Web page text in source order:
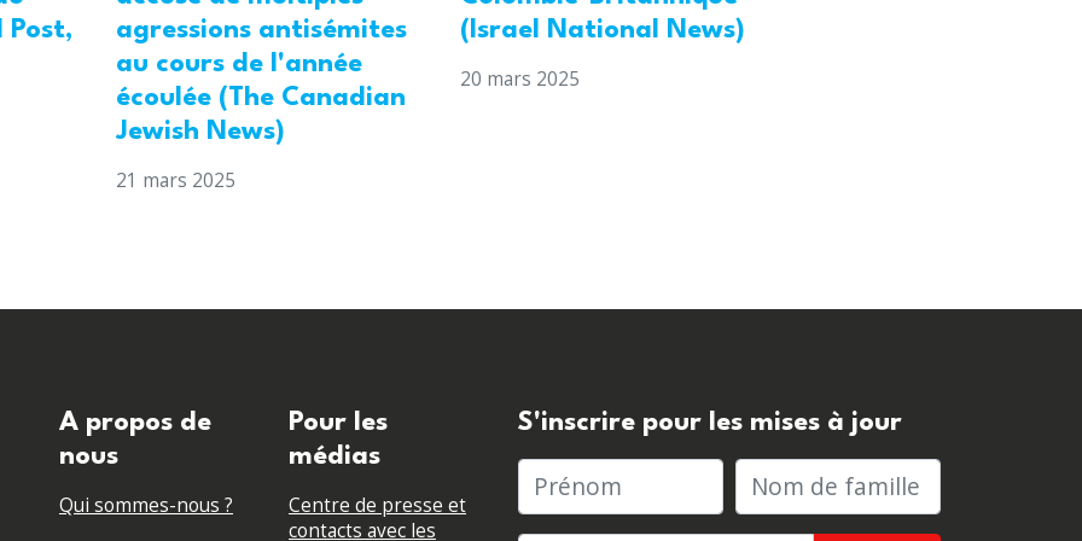
Post,
agressions antisémites
au cours de l'année
écoulée (The Canadian
Jewish News)
21 mars 2025
(Israel National News)
20 mars 2025
A propos de
nous
Qui sommes-nous ?
Pour les
médias
Centre de presse et
contacts avec les
S'inscrire pour les mises à jour
Prénom Nom de famille